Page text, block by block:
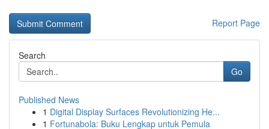
Report Page
Search
Go
Published News
1 Digital Display Surfaces Revolutionizing He...
1 Fortunabola: Buku Lengkap untuk Pemula